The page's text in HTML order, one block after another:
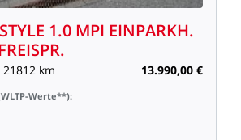
STYLE 1.0 MPI EINPARKH.
21812 km 13.990,00 €
Werte**):